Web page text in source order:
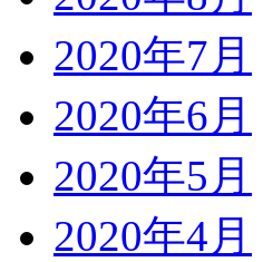
2020年7月
2020年6月
2020年5月
2020年4月